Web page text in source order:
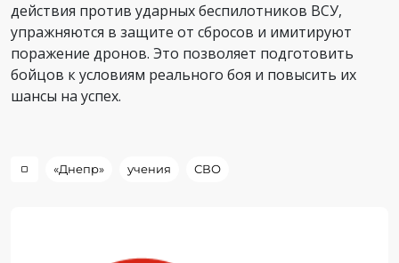
действия против ударных беспилотников ВСУ,
упражняются в защите от сбросов и имитируют
поражение дронов. Это позволяет подготовить
бойцов к условиям реального боя и повысить их
шансы на успех.
«Днепр» учения СВО